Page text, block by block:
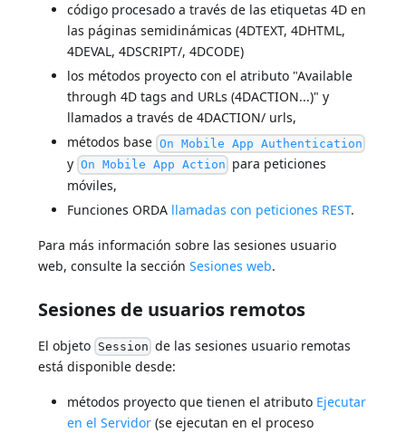
código procesado a través de las etiquetas 4D en
las páginas semidinámicas (4DTEXT, 4DHTML,
4DEVAL, 4DSCRIPT/, 4DCODE)
los métodos proyecto con el atributo "Available
through 4D tags and URLs (4DACTION...)" y
llamados a través de 4DACTION/ urls,
métodos base On Mobile App Authentication
y On Mobile App Action para peticiones
móviles,
Funciones ORDA llamadas con peticiones REST.
Para más información sobre las sesiones usuario
web, consulte la secciónSesiones web.
Sesiones de usuarios remotos
El objeto Session de las sesiones usuario remotas
está disponible desde:
métodos proyecto que tienen el atributo Ejecutar
en el Servidor (se ejecutan en el proceso